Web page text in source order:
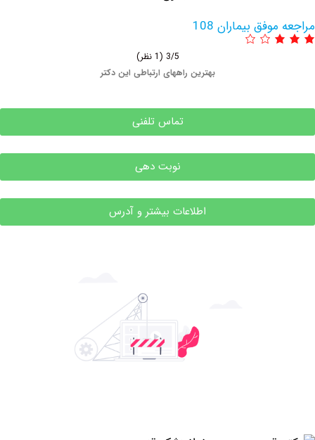
بیماران 108
بهترین راههای ارتباطی این دکتر
تماس تلفنی
نوبت دهی
اطلاعات بیشتر و آدرس